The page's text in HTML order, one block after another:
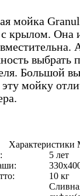
мойка
крылом. Она
выбрать
Большой
эту мойку
Характеристики
5 лет
10 кг